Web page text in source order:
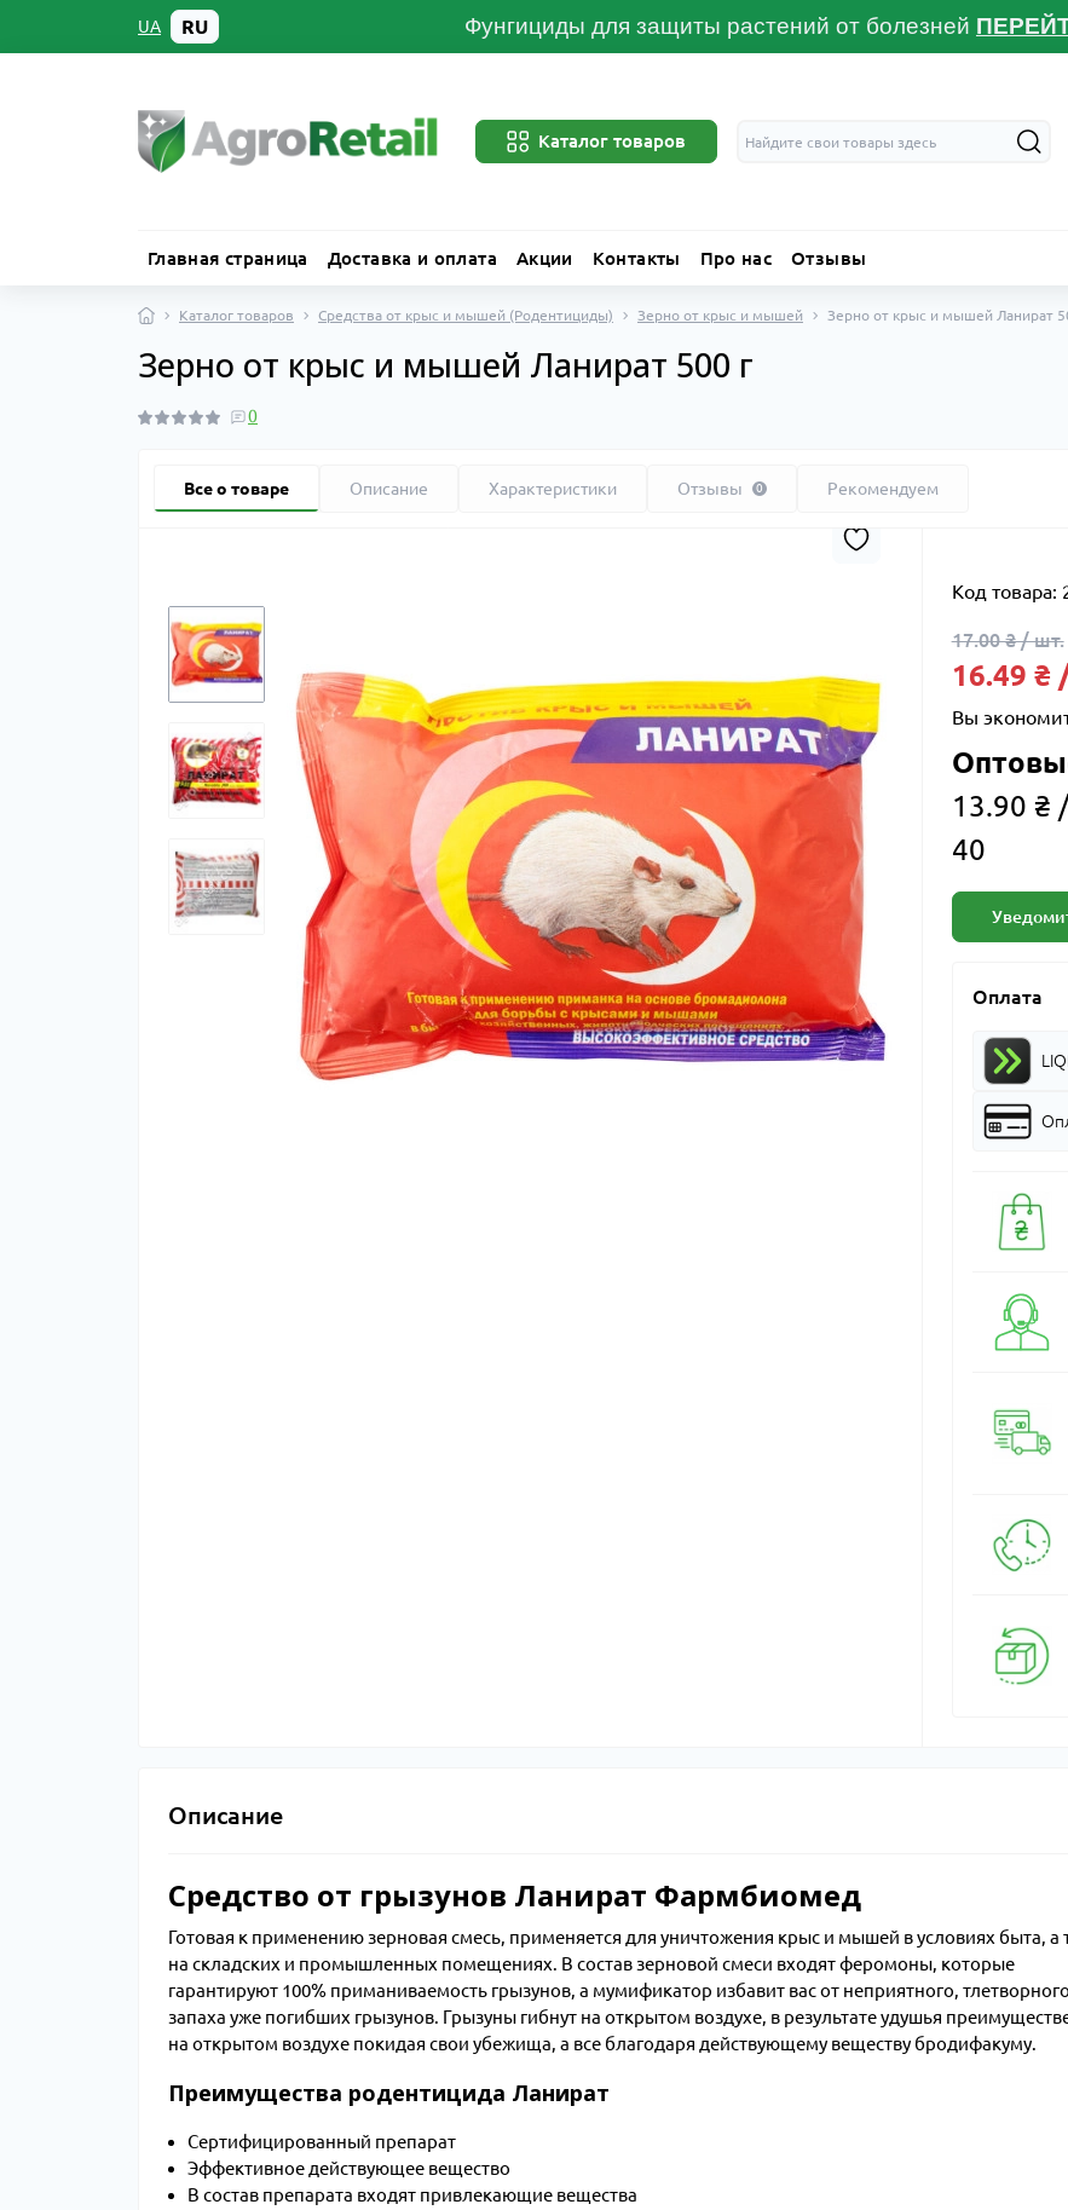
UA RU Фунгициды для защиты растений от болезней
Каталог товаров
Главная страница Доставка и оплата Акции Контакты Про нас Отзывы
Каталог товаров Средства от крыс и мышей (Родентициды) Зерно от крыс и мышей Зерно от крыс и мышей Ланират
Зерно от крыс и мышей Ланират 500 г
0
Все о товаре Описание Характеристики Отзывы 0 Рекомендуем
Код товара:
17.00 ₴ / шт.
16.49 ₴
Вы
13.90 ₴
40
Оплата
Описание
Средство от грызунов Ланират Фармбиомед
Готовая к применению зерновая смесь, применяется для уничтожения крыс и мышей в условиях быта, а
на складских и промышленных помещениях. В состав зерновой смеси входят феромоны, которые
гарантируют 100% приманиваемость грызунов, а мумификатор избавит вас от неприятного, тлетворного
запаха уже погибших грызунов. Грызуны гибнут на открытом воздухе, в результате удушья
на открытом воздухе покидая свои убежища, а все благодаря действующему веществу бродифакуму.
Преимущества родентицида Ланират
Сертифицированный препарат
Эффективное действующее вещество
В состав препарата входят привлекающие вещества